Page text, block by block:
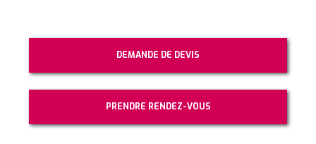
DEMANDE DE DEVIS
PRENDRE RENDEZ-VOUS